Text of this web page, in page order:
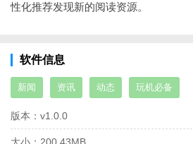
性化推荐发现新的阅读资源。
软件信息
新闻 资讯 动态 玩机必备
版本： v1.0.0